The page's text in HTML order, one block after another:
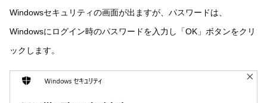
Windowsセキュリティの画面が出ますが、パスワードは、
Windowsにログイン時のパスワードを入力し「OK」ボタンをクリ
ックします。